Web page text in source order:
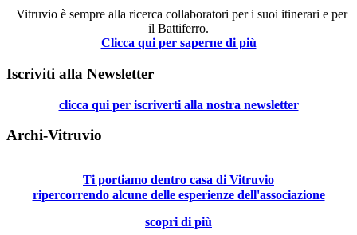
Vitruvio è sempre alla ricerca collaboratori per i suoi itinerari e per
il Battiferro.
Clicca qui per saperne di più
Iscriviti alla Newsletter
clicca qui per iscriverti alla nostra newsletter
Archi-Vitruvio
Ti portiamo dentro casa di Vitruvio
ripercorrendo alcune delle esperienze dell'associazione
scopri di più